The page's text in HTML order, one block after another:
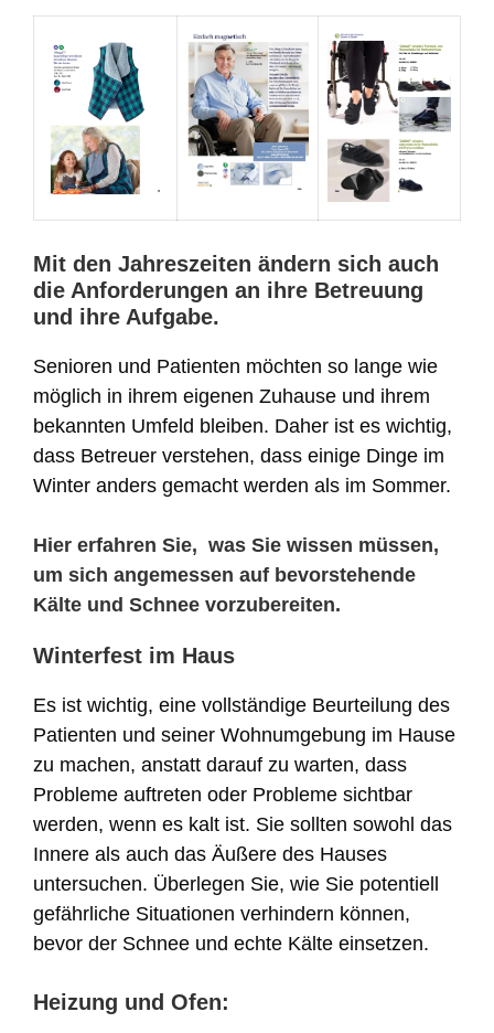
Mit den Jahreszeiten ändern sich auch
die Anforderungen an ihre Betreuung
und ihre Aufgabe.
Senioren und Patienten möchten so lange wie
möglich in ihrem eigenen Zuhause und ihrem
bekannten Umfeld bleiben. Daher ist es wichtig,
dass Betreuer verstehen, dass einige Dinge im
Winter anders gemacht werden als im Sommer.
Hier erfahren Sie, was Sie wissen müssen,
um sich angemessen auf bevorstehende
Kälte und Schnee vorzubereiten.
Winterfest im Haus
Es ist wichtig, eine vollständige Beurteilung des
Patienten und seiner Wohnumgebung im Hause
zu machen, anstatt darauf zu warten, dass
Probleme auftreten oder Probleme sichtbar
werden, wenn es kalt ist. Sie sollten sowohl das
Innere als auch das Äußere des Hauses
untersuchen. Überlegen Sie, wie Sie potentiell
gefährliche Situationen verhindern können,
bevor der Schnee und echte Kälte einsetzen.
Heizung und Ofen: